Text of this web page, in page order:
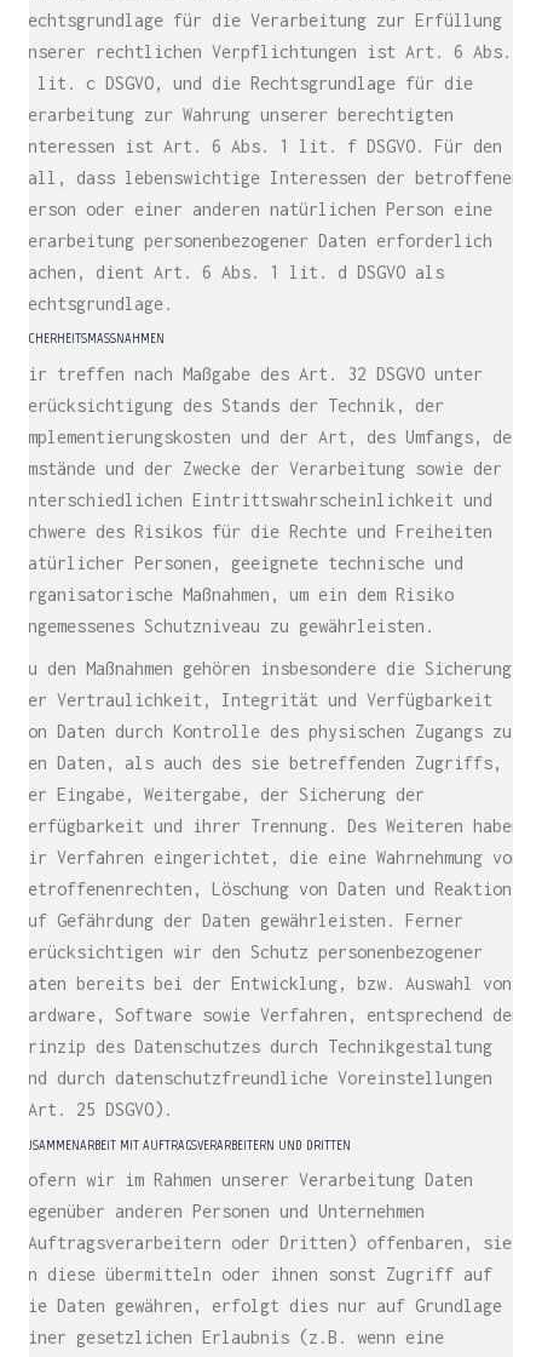
Rechtsgrundlage für die Verarbeitung zur Erfüllung
unserer rechtlichen Verpflichtungen ist Art. 6 Abs.
1 lit. c DSGVO, und die Rechtsgrundlage für die
Verarbeitung zur Wahrung unserer berechtigten
Interessen ist Art. 6 Abs. 1 lit. f DSGVO. Für den
Fall, dass lebenswichtige Interessen der betroffenen
Person oder einer anderen natürlichen Person eine
Verarbeitung personenbezogener Daten erforderlich
machen, dient Art. 6 Abs. 1 lit. d DSGVO als
Rechtsgrundlage.
SICHERHEITSMASSNAHMEN
Wir treffen nach Maßgabe des Art. 32 DSGVO unter
Berücksichtigung des Stands der Technik, der
Implementierungskosten und der Art, des Umfangs, der
Umstände und der Zwecke der Verarbeitung sowie der
unterschiedlichen Eintrittswahrscheinlichkeit und
Schwere des Risikos für die Rechte und Freiheiten
natürlicher Personen, geeignete technische und
organisatorische Maßnahmen, um ein dem Risiko
angemessenes Schutzniveau zu gewährleisten.
Zu den Maßnahmen gehören insbesondere die Sicherung
der Vertraulichkeit, Integrität und Verfügbarkeit
von Daten durch Kontrolle des physischen Zugangs zu
den Daten, als auch des sie betreffenden Zugriffs,
der Eingabe, Weitergabe, der Sicherung der
Verfügbarkeit und ihrer Trennung. Des Weiteren haben
wir Verfahren eingerichtet, die eine Wahrnehmung von
Betroffenenrechten, Löschung von Daten und Reaktion
auf Gefährdung der Daten gewährleisten. Ferner
berücksichtigen wir den Schutz personenbezogener
Daten bereits bei der Entwicklung, bzw. Auswahl von
Hardware, Software sowie Verfahren, entsprechend dem
Prinzip des Datenschutzes durch Technikgestaltung
und durch datenschutzfreundliche Voreinstellungen
(Art. 25 DSGVO).
ZUSAMMENARBEIT MIT AUFTRAGSVERARBEITERN UND DRITTEN
Sofern wir im Rahmen unserer Verarbeitung Daten
gegenüber anderen Personen und Unternehmen
(Auftragsverarbeitern oder Dritten) offenbaren, sie
an diese übermitteln oder ihnen sonst Zugriff auf
die Daten gewähren, erfolgt dies nur auf Grundlage
einer gesetzlichen Erlaubnis (z.B. wenn eine